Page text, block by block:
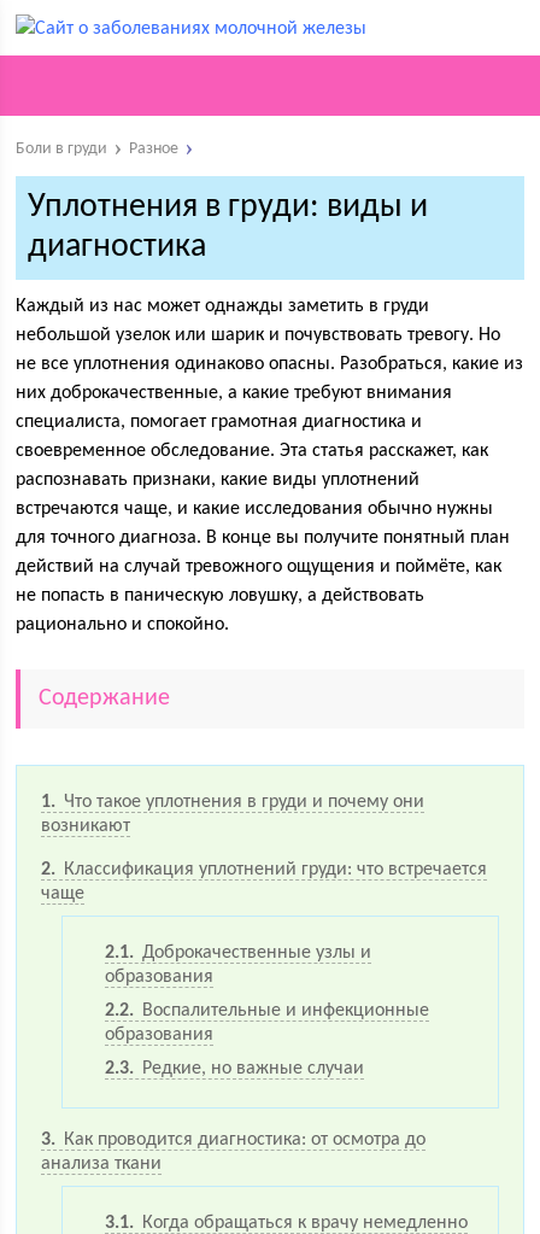
Боли в груди Разное
Уплотнения в груди: виды и
диагностика
Каждый из нас может однажды заметить в груди
небольшой узелок или шарик и почувствовать тревогу. Но
не все уплотнения одинаково опасны. Разобраться, какие из
них доброкачественные, а какие требуют внимания
специалиста, помогает грамотная диагностика и
своевременное обследование. Эта статья расскажет, как
распознавать признаки, какие виды уплотнений
встречаются чаще, и какие исследования обычно нужны
для точного диагноза. В конце вы получите понятный план
действий на случай тревожного ощущения и поймёте, как
не попасть в паническую ловушку, а действовать
рационально и спокойно.
Содержание
1
Что такое уплотнения в груди и почему они
возникают
2
Классификация уплотнений груди: что встречается
чаще
2.1
Доброкачественные узлы и
образования
2.2
Воспалительные и инфекционные
образования
2.3
Редкие, но важные случаи
3
Как проводится диагностика: от осмотра до
анализа ткани
3.1
Когда обращаться к врачу немедленно